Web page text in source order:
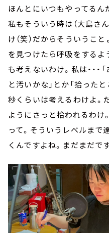
ほんとにいつもやってるん
私もそういう時は（大島さ
け（笑）だからそういうこと
を見つけたら呼吸をするよ
も考えないわけ。私は・・・
と汚いかな」とか「拾った
秒くらいは考えるわけよ。
ようにさっと拾われるわけ
って。そういうレベルまで
くんですよね。まだまだで